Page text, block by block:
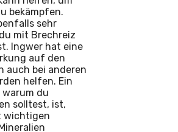
bekämpfen.
sehr
mit Brechreiz
Ingwer hat eine
auf den
auch bei anderen
helfen. Ein
du
solltest, ist,
wichtigen